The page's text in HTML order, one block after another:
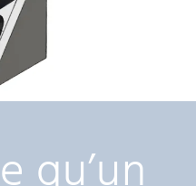
qu’un